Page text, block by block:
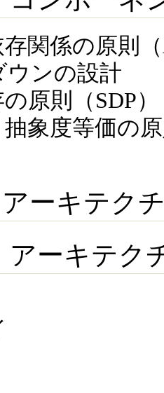
関係の原則
ウンの設計
原則（SDP）
象度等価の
ーキテク
ーキテク